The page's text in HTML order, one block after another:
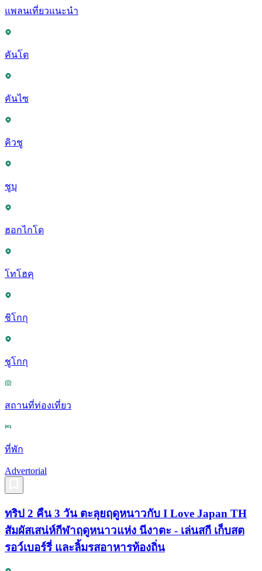
แพลนเที่ยวแนะนำ
คันโต
คันไซ
คิวชู
ชูบุ
ฮอกไกโด
โทโฮคุ
ชิโกกุ
ชูโกกุ
สถานที่ท่องเที่ยว
ที่พัก
Advertorial
ทริป 2 คืน 3 วัน ตะลุยฤดูหนาวกับ I Love Japan TH
สัมผัสเสน่ห์กีฬาฤดูหนาวแห่ง นีงาตะ - เล่นสกี เก็บสต
รอว์เบอร์รี่ และลิ้มรสอาหารท้องถิ่น